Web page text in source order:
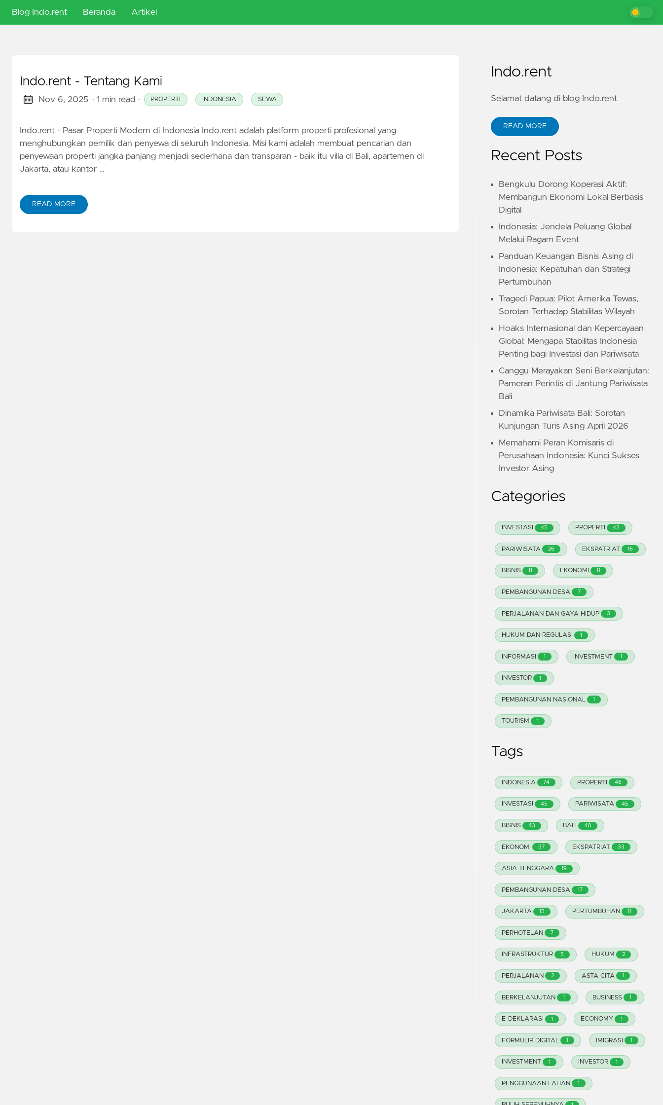
Blog Indo.rent Beranda Artikel
Indonesia
Magyar
Indo.rent - Tentang Kami
Nov 6, 2025 · 1 min read · PROPERTI INDONESIA SEWA
Indo.rent - Pasar Properti Modern di Indonesia Indo.rent adalah platform properti profesional yang
menghubungkan pemilik dan penyewa di seluruh Indonesia. Misi kami adalah membuat pencarian dan
penyewaan properti jangka panjang menjadi sederhana dan transparan - baik itu villa di Bali, apartemen di
Jakarta, atau kantor …
READ MORE
Indo.rent
Selamat datang di blog Indo.rent
READ MORE
Recent Posts
Bengkulu Dorong Koperasi Aktif:
Membangun Ekonomi Lokal Berbasis
Digital
Indonesia: Jendela Peluang Global
Melalui Ragam Event
Panduan Keuangan Bisnis Asing di
Indonesia: Kepatuhan dan Strategi
Pertumbuhan
Tragedi Papua: Pilot Amerika Tewas,
Sorotan Terhadap Stabilitas Wilayah
Hoaks Internasional dan Kepercayaan
Global: Mengapa Stabilitas Indonesia
Penting bagi Investasi dan Pariwisata
Canggu Merayakan Seni Berkelanjutan:
Pameran Perintis di Jantung Pariwisata
Bali
Dinamika Pariwisata Bali: Sorotan
Kunjungan Turis Asing April 2026
Memahami Peran Komisaris di
Perusahaan Indonesia: Kunci Sukses
Investor Asing
Categories
INVESTASI 45 PROPERTI 43
PARIWISATA 26 EKSPATRIAT 16
BISNIS 11 EKONOMI 11
PEMBANGUNAN DESA 7
PERJALANAN DAN GAYA HIDUP 3
HUKUM DAN REGULASI 1
INFORMASI 1 INVESTMENT 1
INVESTOR 1
PEMBANGUNAN NASIONAL 1
TOURISM 1
Tags
INDONESIA 74 PROPERTI 46
INVESTASI 45 PARIWISATA 45
BISNIS 43 BALI 40
EKONOMI 37 EKSPATRIAT 33
ASIA TENGGARA 19
PEMBANGUNAN DESA 17
JAKARTA 15 PERTUMBUHAN 11
PERHOTELAN 7
INFRASTRUKTUR 5 HUKUM 2
PERJALANAN 2 ASTA CITA 1
BERKELANJUTAN 1 BUSINESS 1
E-DEKLARASI 1 ECONOMY 1
FORMULIR DIGITAL 1 IMIGRASI 1
INVESTMENT 1 INVESTOR 1
PENGGUNAAN LAHAN 1